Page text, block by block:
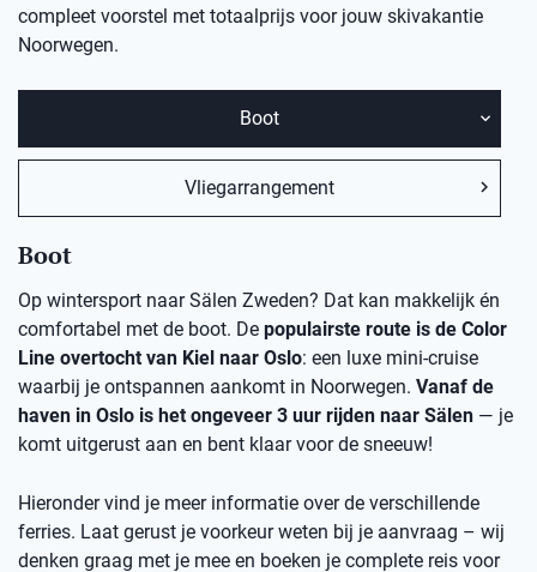
compleet voorstel met totaalprijs voor jouw skivakantie
Noorwegen.
Boot
Vliegarrangement
Boot
Op wintersport naar Sälen Zweden? Dat kan makkelijk én
comfortabel met de boot. De populairste route is de Color
Line overtocht van Kiel naar Oslo: een luxe mini-cruise
waarbij je ontspannen aankomt in Noorwegen. Vanaf de
haven in Oslo is het ongeveer 3 uur rijden naar Sälen — je
komt uitgerust aan en bent klaar voor de sneeuw!
Hieronder vind je meer informatie over de verschillende
ferries. Laat gerust je voorkeur weten bij je aanvraag – wij
denken graag met je mee en boeken je complete reis voor